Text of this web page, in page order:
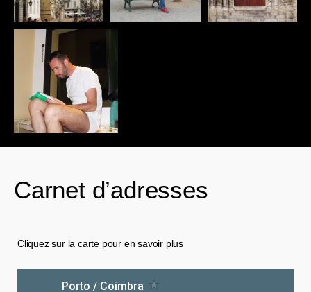
Carnet d’adresses
Cliquez sur la carte pour en savoir plus